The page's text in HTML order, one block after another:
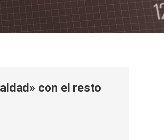
con el resto